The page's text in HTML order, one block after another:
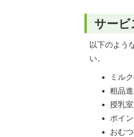
サービ
以下のよう
い。
ミル
粗品
授乳
ポイ
おむ